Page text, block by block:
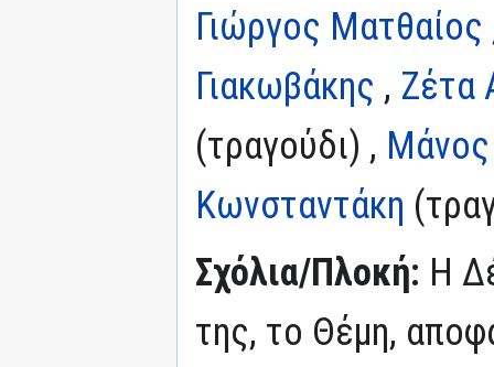
Γιώργος Ματθαίος
Γιακωβάκης , Ζέτα
(τραγούδι) ,
Κωνσταντάκη
Σχόλια/Πλοκή: Η
της, το Θέμη,